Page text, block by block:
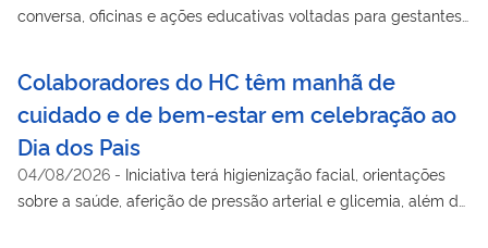
conversa, oficinas e ações educativas voltadas para gestantes,
Colaboradores do HC têm manhã de
cuidado e de bem-estar em celebração ao
Dia dos Pais
04/08/2026 - Iniciativa terá higienização facial, orientações
sobre a saúde, aferição de pressão arterial e glicemia, além de